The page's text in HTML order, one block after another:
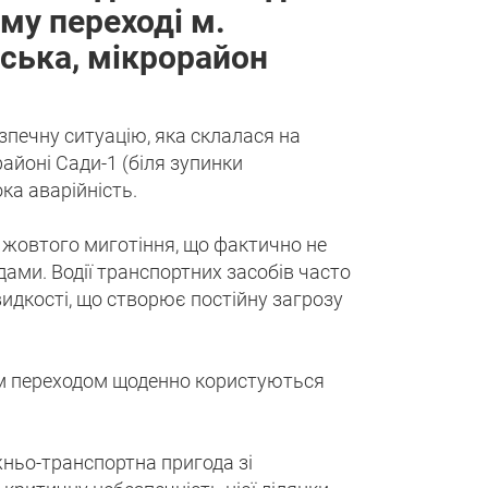
переході м.
мікрорайон
ситуацію, яка склалася на
Сади-1 (біля зупинки
аварійність.
миготіння, що фактично не
Водії транспортних засобів часто
що створює постійну загрозу
переходом щоденно користуються
транспортна пригода зі